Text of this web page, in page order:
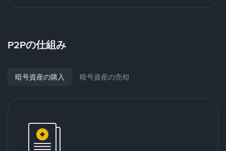
P2Pの仕組み
暗号資産の購入 暗号資産の売却